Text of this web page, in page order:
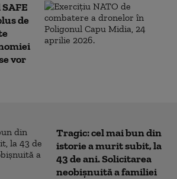
de
vor
Tragic: cel mai bun din
istorie a murit subit, la
43 de ani. Solicitarea
neobișnuită a familiei